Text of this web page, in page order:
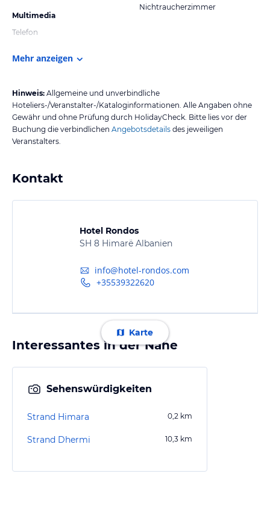
Multimedia
Telefon
Nichtraucherzimmer
Mehr anzeigen
Hinweis: Allgemeine und unverbindliche
Hoteliers-/Veranstalter-/Kataloginformationen. Alle Angaben ohne
Gewähr und ohne Prüfung durch HolidayCheck. Bitte lies vor der
Buchung die verbindlichen Angebotsdetails des jeweiligen
Veranstalters.
Kontakt
Hotel Rondos
SH 8 Himarë Albanien
info@hotel-rondos.com
+35539322620
Karte
Interessantes in der Nähe
Sehenswürdigkeiten
Strand Himara 0,2 km
Strand Dhermi 10,3 km